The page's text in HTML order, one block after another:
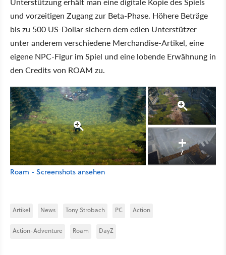
und vorzeitigen Zugang zur Beta-Phase. Höhere Beträge
bis zu 500 US-Dollar sichern dem edlen Unterstützer
unter anderem verschiedene Merchandise-Artikel, eine
eigene NPC-Figur im Spiel und eine lobende Erwähnung in
den Credits von ROAM zu.
7
Roam - Screenshots ansehen
Artikel News Tony Strobach PC Action
Action-Adventure Roam DayZ